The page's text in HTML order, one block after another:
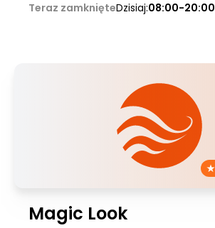
Teraz zamknięteDzisiaj:08:00-20:00
Magic Look